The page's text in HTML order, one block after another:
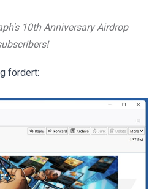
10th Anniversary Airdrop
fördert: